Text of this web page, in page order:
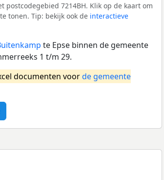
7214BH. Klik op de kaart om
te tonen. Tip: bekijk ook de interactieve
te Epse binnen de gemeente
1 t/m 29.
documenten voorde gemeente